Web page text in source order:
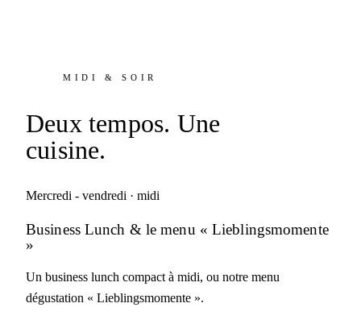
MIDI & SOIR
Deux tempos. Une
cuisine.
Mercredi - vendredi · midi
Business Lunch & le menu « Lieblingsmomente
»
Un business lunch compact à midi, ou notre menu
dégustation « Lieblingsmomente ».